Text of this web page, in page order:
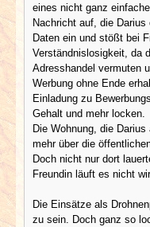
eines nicht ganz
Nachricht auf, die
Daten ein und stößt bei
Verständnislosigkeit, da
Adresshandel vermuten
Werbung ohne Ende
Einladung zu
Gehalt und mehr locken.
Die Wohnung, die
mehr über die
Doch nicht nur dort
Freundin läuft es nicht
Die Einsätze als
zu sein. Doch ganz so